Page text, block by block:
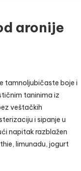
aronije
tamnoljubičaste boje i
taninima iz
veštačkih
i sipanje u
napitak razblažen
limunadu, jogurt